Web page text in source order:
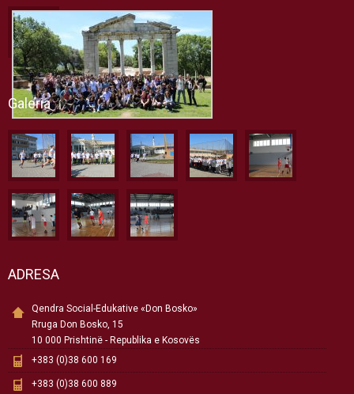
Galeria
ADRESA
Qendra Social-Edukative «Don Bosko»
Rruga Don Bosko, 15
10 000 Prishtinë - Republika e Kosovës
+383 (0)38 600 169
+383 (0)38 600 889